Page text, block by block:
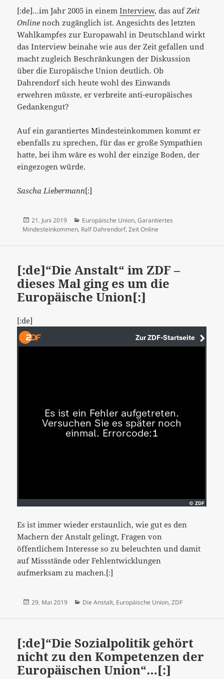
[:de]…im Jahr 2005 in einemInterview, das aufZeit
Online noch zugänglich ist. Angesichts des letzten
Wahlkampfes zur Europawahl in Deutschland wirkt
das Interview beinahe wie aus der Zeit gefallen und
macht zugleich Beschränkungen der Diskussion
über die Europäische Union deutlich. Ob
Dahrendorf sich heute wohl des Einwands
erwehren müsste, er verbreite anti-europäisches
Gedankengut?
Auf ein garantiertes Mindesteinkommen kommt er
ebenfalls zu sprechen, für das er große Sympathien
hatte, bei ihm wäre es wohl der einzige Boden, der
eingezogen würde.
Sascha Liebermann[:]
Veröffentlicht
am
21. Juni 2019 Kategorien
Europäische Union, Garantiertes
Mindesteinkommen, Ralf Dahrendorf, Zeit Online
[:de]“Die Anstalt“ im ZDF –
dieses Mal ging es um die
Europäische Union[:]
[:de]
Es ist immer wieder erstaunlich, wie gut es den
Machern der Anstalt gelingt, Fragen von
öffentlichem Interesse so zu beleuchten und damit
auf Missstände oder Fehlentwicklungen
aufmerksam zu machen.[:]
Veröffentlicht
29. Mai 2019 Kategorien
Die Anstalt, Europäische Union, ZDF
[:de]“Die Sozialpolitik gehört
nicht zu den Kompetenzen der
Europäischen Union“…[:]